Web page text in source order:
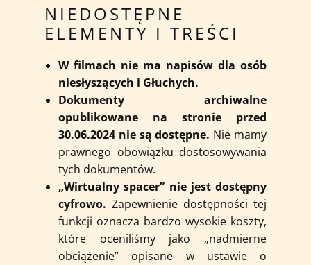
NIEDOSTĘPNE
ELEMENTY I TREŚCI
W filmach nie ma napisów dla osób
niesłyszących i Głuchych.
Dokumenty archiwalne
opublikowane na stronie przed
30.06.2024 nie są dostępne. Nie mamy
prawnego obowiązku dostosowywania
tych dokumentów.
„Wirtualny spacer” nie jest dostępny
cyfrowo. Zapewnienie dostępności tej
funkcji oznacza bardzo wysokie koszty,
które oceniliśmy jako „nadmierne
obciążenie” opisane w ustawie o